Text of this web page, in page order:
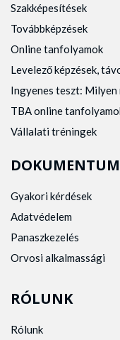
Szakképesítések
Továbbképzések
Online tanfolyamok
Levelező képzések,
Ingyenes teszt: Milyen
TBA online
Vállalati tréningek
Gyakori kérdések
Adatvédelem
Panaszkezelés
Orvosi alkalmassági
RÓLUNK
Rólunk